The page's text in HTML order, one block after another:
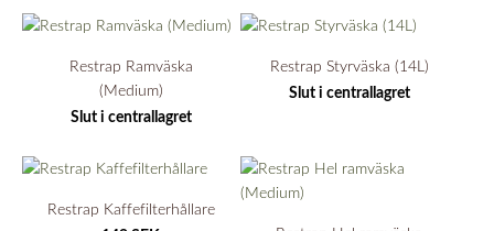
Restrap Ramväska
(Medium)
Slut i centrallagret
Restrap Styrväska (14L)
Slut i centrallagret
Restrap Kaffefilterhållare